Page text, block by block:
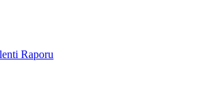
Raporu